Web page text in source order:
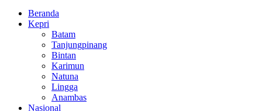
Beranda
Kepri
Batam
Tanjungpinang
Bintan
Karimun
Natuna
Lingga
Anambas
Nasional